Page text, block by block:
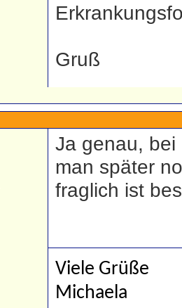
Gruß
Ja genau, bei
man später
fraglich ist
Viele Grüße
Michaela